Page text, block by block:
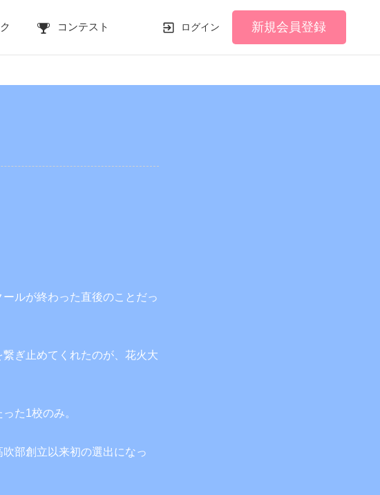
コンテスト ログイン 新規会員登録
ルが終わった直後のことだっ
ぎ止めてくれたのが、花火大
た1校のみ。
部創立以来初の選出になっ